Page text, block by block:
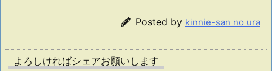
Posted by kinnie-san no ura
よろしければシェアお願いします